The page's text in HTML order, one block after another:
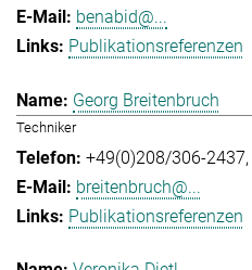
benabid@...
Publikationsreferenzen
Georg Breitenbruch
Techniker
+49(0)208/306-2437
breitenbruch@...
Publikationsreferenzen